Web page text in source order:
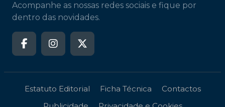
Acompanhe as nossas redes sociais e fique por
dentro das novidades.
Estatuto Editorial Ficha Técnica
Contactos